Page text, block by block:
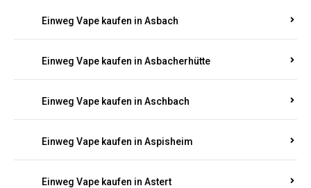
Einweg Vape kaufen in Asbach
Einweg Vape kaufen in Asbacherhütte
Einweg Vape kaufen in Aschbach
Einweg Vape kaufen in Aspisheim
Einweg Vape kaufen in Astert